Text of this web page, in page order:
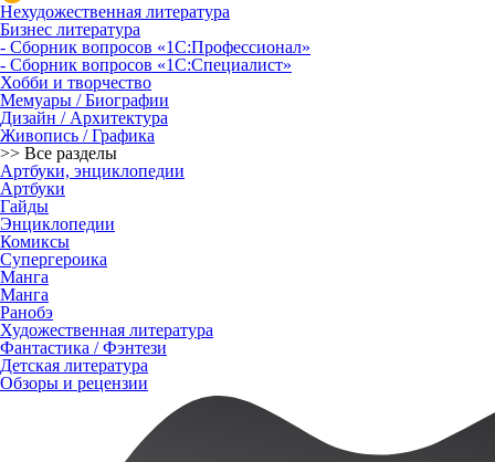
Нехудожественная литература
Бизнес литература
- Сборник вопросов «1С:Профессионал»
- Сборник вопросов «1С:Специалист»
Хобби и творчество
Мемуары / Биографии
Дизайн / Архитектура
Живопись / Графика
>> Все разделы
Артбуки, энциклопедии
Артбуки
Гайды
Энциклопедии
Комиксы
Супергероика
Манга
Манга
Ранобэ
Художественная литература
Фантастика / Фэнтези
Детская литература
Обзоры и рецензии